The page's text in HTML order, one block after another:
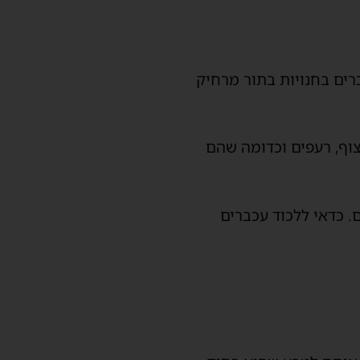
בחנויות בתור מרחיק
רעפים וכדומה שהם
כדאי ללכוד עכברים